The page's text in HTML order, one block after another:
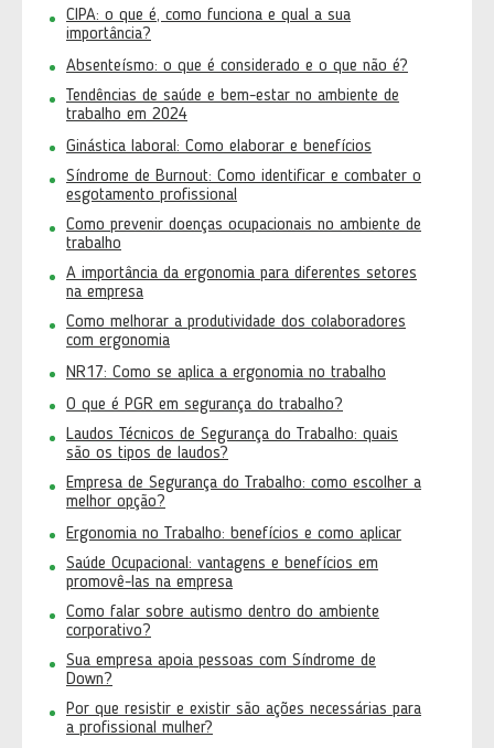
CIPA: o que é, como funciona e qual a sua
importância?
Absenteísmo: o que é considerado e o que não é?
Tendências de saúde e bem-estar no ambiente de
trabalho em 2024
Ginástica laboral: Como elaborar e benefícios
Síndrome de Burnout: Como identificar e combater o
esgotamento profissional
Como prevenir doenças ocupacionais no ambiente de
trabalho
A importância da ergonomia para diferentes setores
na empresa
Como melhorar a produtividade dos colaboradores
com ergonomia
NR17: Como se aplica a ergonomia no trabalho
O que é PGR em segurança do trabalho?
Laudos Técnicos de Segurança do Trabalho: quais
são os tipos de laudos?
Empresa de Segurança do Trabalho: como escolher a
melhor opção?
Ergonomia no Trabalho: benefícios e como aplicar
Saúde Ocupacional: vantagens e benefícios em
promovê-las na empresa
Como falar sobre autismo dentro do ambiente
corporativo?
Sua empresa apoia pessoas com Síndrome de
Down?
Por que resistir e existir são ações necessárias para
a profissional mulher?